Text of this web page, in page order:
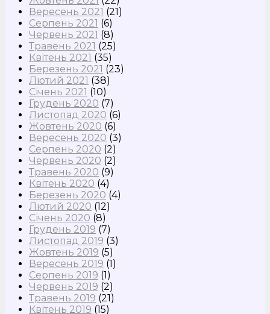
Вересень 2021 (21)
Серпень 2021 (6)
Червень 2021 (8)
Травень 2021 (25)
Квітень 2021 (35)
Березень 2021 (23)
Лютий 2021 (38)
Січень 2021 (10)
Грудень 2020 (7)
Листопад 2020 (6)
Жовтень 2020 (6)
Вересень 2020 (3)
Серпень 2020 (2)
Червень 2020 (2)
Травень 2020 (9)
Квітень 2020 (4)
Березень 2020 (4)
Лютий 2020 (12)
Січень 2020 (8)
Грудень 2019 (7)
Листопад 2019 (3)
Жовтень 2019 (5)
Вересень 2019 (1)
Серпень 2019 (1)
Червень 2019 (2)
Травень 2019 (21)
Квітень 2019 (15)